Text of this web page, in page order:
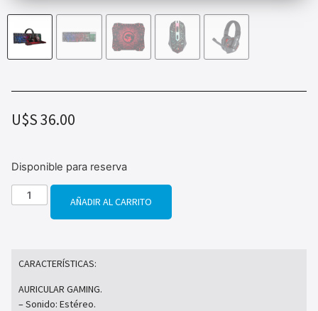
U$S36.00
Disponible para reserva
AÑADIR AL CARRITO
CARACTERÍSTICAS:
AURICULAR GAMING.
– Sonido: Estéreo.